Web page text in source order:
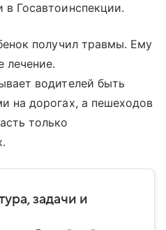
Госавтоинспекции.
получил травмы. Ему
лечение.
водителей быть
на дорогах, а пешеходов
только
задачи и